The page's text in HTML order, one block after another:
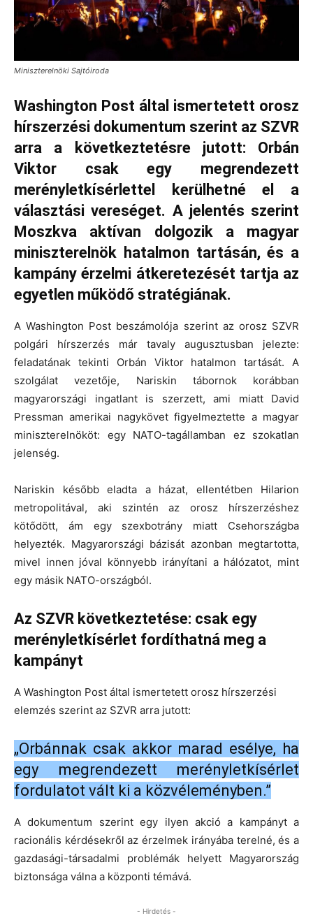
Miniszterelnöki Sajtóiroda
Washington Post által ismertetett orosz
hírszerzési dokumentum szerint az SZVR
arra a következtetésre jutott: Orbán
Viktor csak egy megrendezett
merényletkísérlettel kerülhetné el a
választási vereséget. A jelentés szerint
Moszkva aktívan dolgozik a magyar
miniszterelnök hatalmon tartásán, és a
kampány érzelmi átkeretezését tartja az
egyetlen működő stratégiának.
A Washington Post beszámolója szerint az orosz SZVR
polgári hírszerzés már tavaly augusztusban jelezte:
feladatának tekinti Orbán Viktor hatalmon tartását. A
szolgálat vezetője, Nariskin tábornok korábban
magyarországi ingatlant is szerzett, ami miatt David
Pressman amerikai nagykövet figyelmeztette a magyar
miniszterelnököt: egy NATO-tagállamban ez szokatlan
jelenség.
Nariskin később eladta a házat, ellentétben Hilarion
metropolitával, aki szintén az orosz hírszerzéshez
kötődött, ám egy szexbotrány miatt Csehországba
helyezték. Magyarországi bázisát azonban megtartotta,
mivel innen jóval könnyebb irányítani a hálózatot, mint
egy másik NATO-országból.
Az SZVR következtetése: csak egy
merényletkísérlet fordíthatná meg a
kampányt
A Washington Post által ismertetett orosz hírszerzési
elemzés szerint az SZVR arra jutott:
„Orbánnak csak akkor marad esélye, ha
egy megrendezett merényletkísérlet
fordulatot vált ki a közvéleményben.”
A dokumentum szerint egy ilyen akció a kampányt a
racionális kérdésekről az érzelmek irányába terelné, és a
gazdasági-társadalmi problémák helyett Magyarország
biztonsága válna a központi témává.
- Hirdetés -